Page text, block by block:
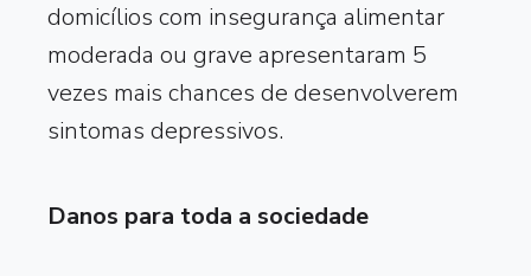
domicílios com insegurança alimentar
moderada ou grave apresentaram 5
vezes mais chances de desenvolverem
sintomas depressivos.
Danos para toda a sociedade